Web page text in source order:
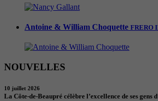
Antoine & William Choquette FRERO
NOUVELLES
10 juillet 2026
La Côte-de-Beaupré célèbre l’excellence de ses